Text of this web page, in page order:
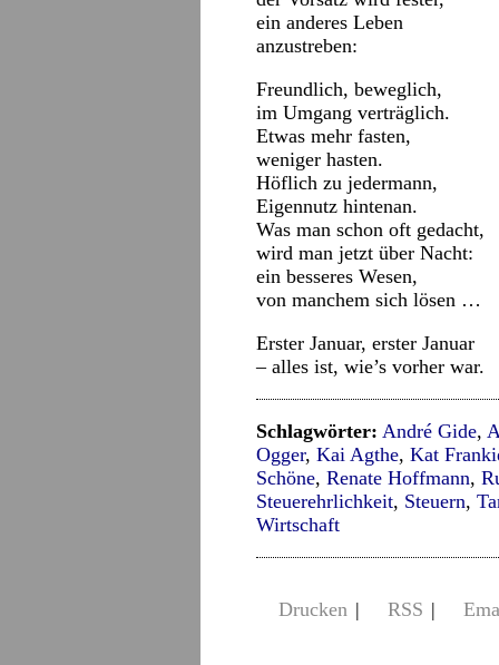
ein anderes Leben
anzustreben:
Freundlich, beweglich,
im Umgang verträglich.
Etwas mehr fasten,
weniger hasten.
Höflich zu jedermann,
Eigennutz hintenan.
Was man schon oft gedacht,
wird man jetzt über Nacht:
ein besseres Wesen,
von manchem sich lösen …
Erster Januar, erster Januar
– alles ist, wie’s vorher war.
Schlagwörter: André Gide,
Ogger, Kai Agthe, Kat
Schöne, Renate Hoffmann,
Steuerehrlichkeit, Steuern,
Wirtschaft
Drucken | RSS |